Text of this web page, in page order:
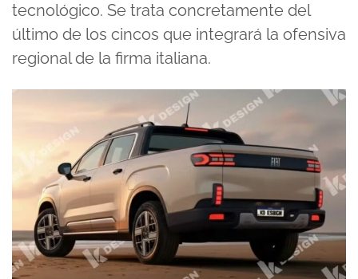
tecnológico. Se trata concretamente del
último de los cincos que integrará la ofensiva
regional de la firma italiana.